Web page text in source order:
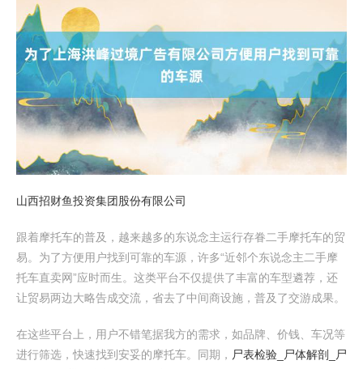
山西招财鱼投资集团股份有限公司
跟着摩托车的普及，越来越多的东说念主运行存眷二手摩托车的贸
易。为了方便用户找到可靠的车源，许多“近邻个东说念主二手摩
托车直卖网”应时而生。这类平台不仅提供了丰富的车型遴荐，还
让贸易两边大略告成交流，省去了中间商设施，普及了交游成果。
在这些平台上，用户不错笔据我方的需求，如品牌、价钱、车况等
进行筛选，快速找到安妥的摩托车。同期， 尸表检验_尸体解剖_尸